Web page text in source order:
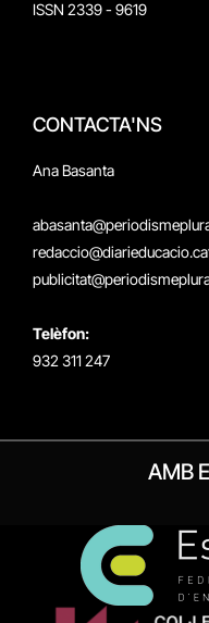
ISSN 2339 - 9619
CONTACTA'NS
Ana Basanta
Telèfon:
932 311 247
AMB